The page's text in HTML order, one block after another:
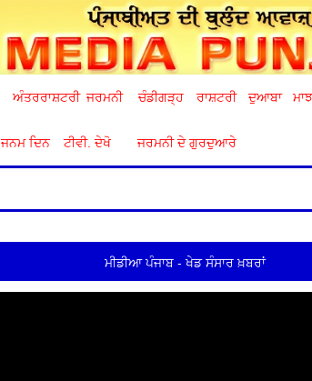
ਅੰਤਰਰਾਸ਼ਟਰੀ ਜਰਮਨੀ ਚੰਡੀਗੜ੍ਹ ਰਾਸ਼ਟਰੀ ਦੁਆਬਾ
ਜਨਮ ਦਿਨ ਟੀਵੀ. ਦੇਖੋ ਜਰਮਨੀ ਦੇ ਗੁਰਦੁਆਰੇ
ਮੀਡੀਆ ਪੰਜਾਬ - ਖੇਡ ਸੰਸਾਰ ਖ਼ਬਰਾਂ